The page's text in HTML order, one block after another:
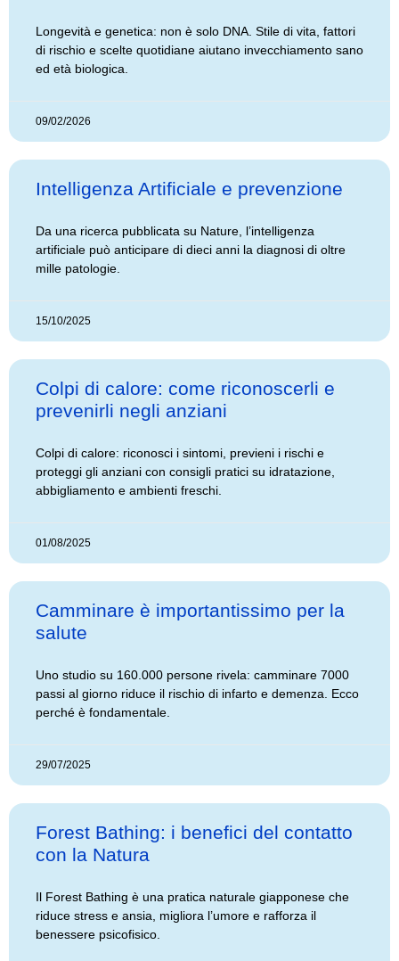
Longevità e genetica: non è solo DNA. Stile di vita, fattori
di rischio e scelte quotidiane aiutano invecchiamento sano
ed età biologica.
09/02/2026
Intelligenza Artificiale e prevenzione
Da una ricerca pubblicata su Nature, l’intelligenza
artificiale può anticipare di dieci anni la diagnosi di oltre
mille patologie.
15/10/2025
Colpi di calore: come riconoscerli e
prevenirli negli anziani
Colpi di calore: riconosci i sintomi, previeni i rischi e
proteggi gli anziani con consigli pratici su idratazione,
abbigliamento e ambienti freschi.
01/08/2025
Camminare è importantissimo per la
salute
Uno studio su 160.000 persone rivela: camminare 7000
passi al giorno riduce il rischio di infarto e demenza. Ecco
perché è fondamentale.
29/07/2025
Forest Bathing: i benefici del contatto
con la Natura
Il Forest Bathing è una pratica naturale giapponese che
riduce stress e ansia, migliora l’umore e rafforza il
benessere psicofisico.